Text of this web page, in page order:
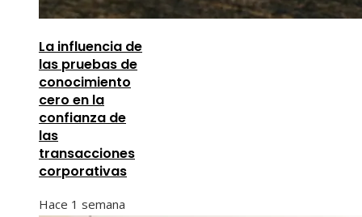
La influencia de
las pruebas de
conocimiento
cero en la
confianza de
las
transacciones
corporativas
Hace 1 semana